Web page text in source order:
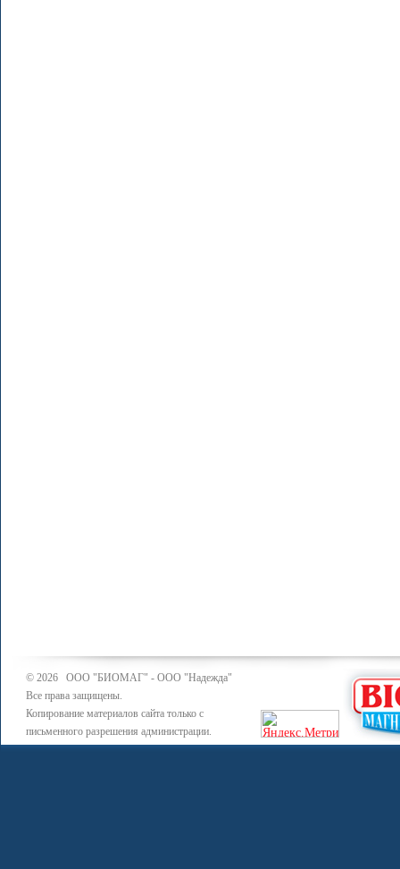
© 2026 ООО "БИОМАГ" - ООО "Надежда"
Все права защищены.
Копирование материалов сайта только с
письменного разрешения администрации.